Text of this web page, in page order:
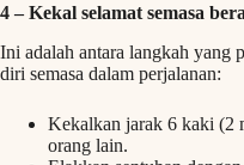
4 – Kekal selamat semasa
Ini adalah antara langkah yang
diri semasa dalam perjalanan:
Kekalkan jarak 6 kaki (2
orang lain.